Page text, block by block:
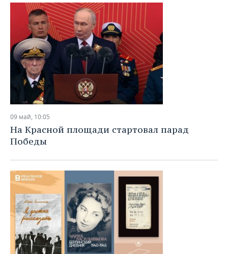
09 май, 10:05
На Красной площади стартовал парад
Победы